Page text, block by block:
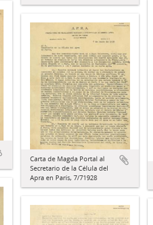
Carta de Magda Portal al
Secretario de la Célula del
Apra en París, 7/71928